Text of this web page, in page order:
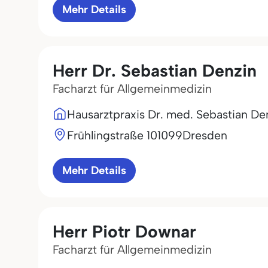
Mehr Details
Herr Dr. Sebastian Denzin
Facharzt für Allgemeinmedizin
Hausarztpraxis Dr. med. Sebastian
Frühlingstraße 101099Dresden
Mehr Details
Herr Piotr Downar
Facharzt für Allgemeinmedizin